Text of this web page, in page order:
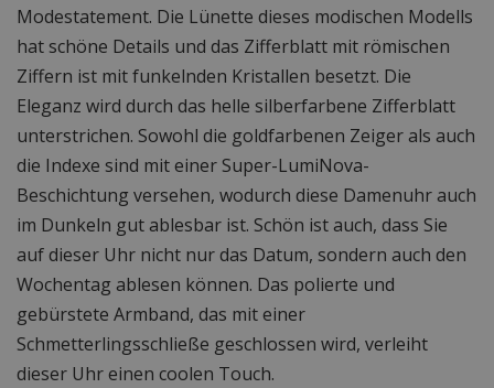
Modestatement. Die Lünette dieses modischen Modells
hat schöne Details und das Zifferblatt mit römischen
Ziffern ist mit funkelnden Kristallen besetzt. Die
Eleganz wird durch das helle silberfarbene Zifferblatt
unterstrichen. Sowohl die goldfarbenen Zeiger als auch
die Indexe sind mit einer Super-LumiNova-
Beschichtung versehen, wodurch diese Damenuhr auch
im Dunkeln gut ablesbar ist. Schön ist auch, dass Sie
auf dieser Uhr nicht nur das Datum, sondern auch den
Wochentag ablesen können. Das polierte und
gebürstete Armband, das mit einer
Schmetterlingsschließe geschlossen wird, verleiht
dieser Uhr einen coolen Touch.